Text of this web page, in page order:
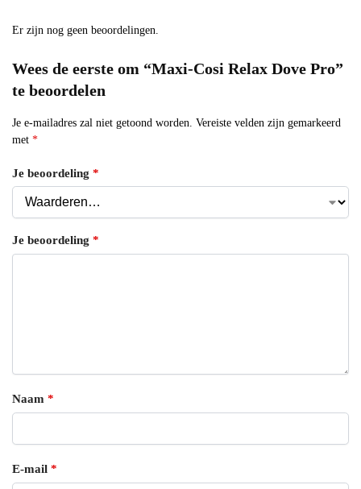
Er zijn nog geen beoordelingen.
Wees de eerste om “Maxi-Cosi Relax Dove Pro”
te beoordelen
Je e-mailadres zal niet getoond worden. Vereiste velden zijn gemarkeerd
met *
Je beoordeling *
Je beoordeling *
Naam *
E-mail *